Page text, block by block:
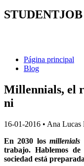
Página principal
Blog
Millennials, el
ni
16-01-2016 • Ana Lucas
En 2030 losmillenials
trabajo. Hablemos
sociedad está